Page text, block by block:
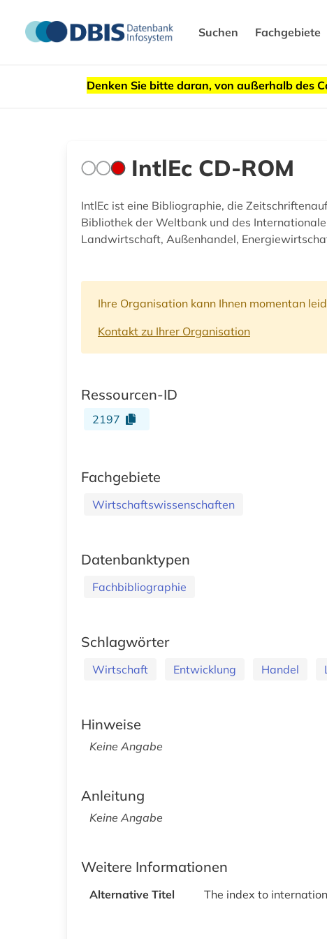
Suchen Fachgebiete
Denken Sie bitte daran, von außerhalb des
IntlEc CD-ROM
IntlEc ist eine Bibliographie, die
Bibliothek der Weltbank und des
Landwirtschaft, Außenhandel,
Ihre Organisation kann Ihnen momentan
Kontakt zu Ihrer Organisation
Ressourcen-ID
2197
Fachgebiete
Wirtschaftswissenschaften
Datenbanktypen
Fachbibliographie
Schlagwörter
Wirtschaft Entwicklung Handel
Hinweise
Keine Angabe
Anleitung
Keine Angabe
Weitere Informationen
Alternative Titel The index to